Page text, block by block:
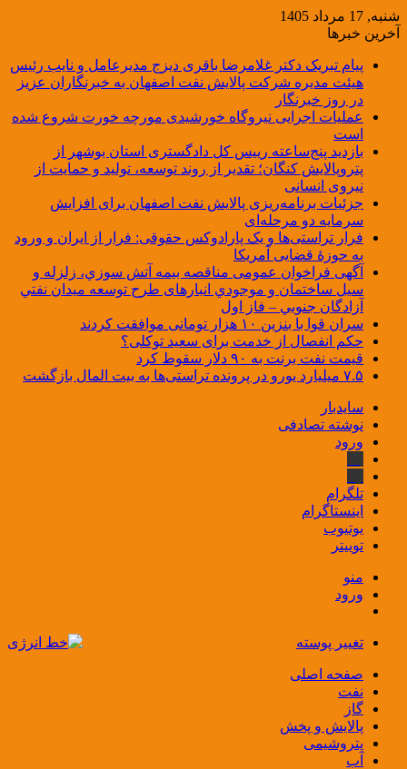
شنبه, 17 مرداد 1405
آخرین خبرها
پیام تبریک دکتر غلامرضا باقری دیزج مدیرعامل و نایب رئیس
هیئت مدیره شرکت پالایش نفت اصفهان به خبرنگاران عزیز
در روز خبرنگار
عملیات اجرایی نیروگاه خورشیدی مورچه خورت شروع شده
است
بازدید پنج‌ساعته رییس کل دادگستری استان بوشهر از
پتروپالایش کنگان؛ تقدیر از روند توسعه، تولید و حمایت از
نیروی انسانی
جزئیات برنامه‌ریزی پالایش نفت اصفهان برای افزایش
سرمایه دو مرحله‌ای
فرار تراستی‌ها و یک پارادوکس حقوقی: فرار از ایران و ورود
به حوزۀ قضایی آمریکا
آگهی فراخوان عمومی مناقصه بيمه آتش سوزي، زلزله و
سیل ساختمان و موجودي انبارهای طرح توسعه ميدان نفتي
آزادگان جنوبي – فاز اول
سران قوا با بنزین ۱۰ هزار تومانی موافقت کردند
حکم انفصال از خدمت برای سعید توکلی؟
قیمت نفت برنت به ۹۰ دلار سقوط کرد
۷.۵ میلیارد یورو در پرونده تراستی‌ها به بیت المال بازگشت
سایدبار
نوشته تصادفی
ورود
تلگرام
اینستاگرام
یوتیوب
توییتر
منو
ورود
تغییر پوسته
صفحه اصلی
نفت
گاز
پالایش و پخش
پتروشیمی
آب